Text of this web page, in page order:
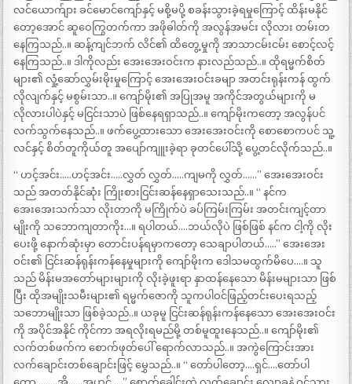
လင်ယောက်ျား ခင်မောင်ကျော်နှင့် မစို့မပို့ စခန်းသွားခဲ့ရမှုကြောင့် ထိန်းမနိုင်
တော့အောင် ဆူဝေကြွတက်ကာ အဖိုဓါတ်ကို အလွန်အမင်း လိုလား တမ်းတ
နေကြသည်..။ ဆန့်ကျင်ဘက် လိင်၏ ထိတွေ့မှုကို အာသာငမ်းငမ်း စောင့်လင့်
နေကြသည်..။ ဒါကိုလည်း အေးအေးဝင်းက နားလည်သည်..။ ထိုရမ္မက်စိတ်
များ၏ လှုံ့ဆော်လွှမ်းမိုးမှုကြောင့် အေးအေးဝင်းခမျာ အတင်းရုန်းကန် ထွက်
လိုလျက်နှင့် မစွမ်းသာ..။ ကျော်မိုး၏ အပြုအမူ အကိုင်အတွယ်များကို မ
လိုလားပါပဲနှင့် မငြင်းသာပဲ ဖြစ်နေရရှာသည်..။ ကျော်မိုးကတော့ အလွန်ပင်
လက်သွက်နေသည်..။ ဖက်ပွေ့ထားသော အေးအေးဝင်းကို စောစောကပင် သူ့
လင်နှင့် စိတ်တူကိုယ်တူ အပျော်ကျူးခဲ့ရာ ခုတင်ပေါ်သို့ ပွေ့တင်လိုက်သည်..။
“ ဟင့်အင်း…..ဟင့်အင်း…..လွှတ် လွှတ်…..ကျမကို လွှတ်……” အေးအေးဝင်း
သည် အတတ်နိုင်ဆုံး ကြိုးစားငြင်းဆန်နေရှာသေးသည်..။ “ နင်က
အေးအေးသက်သာ လိုးတာကို မကြိုက်ပဲ ခပ်ကြမ်းကြမ်း အတင်းကျင့်တာ
မျိုးကို သဘောကျတာကိုး…။ ရပါတယ်….ဘယ်လိုပဲ ဖြစ်ဖြစ် နင်က ငါ့ကို လိုး
ပေးဖို့ နောက်ဆုံးမှာ တောင်းပန်ရမှာကတော့ သေချာပါတယ်…..” အေးအေး
ဝင်း၏ ငြင်းဆန်ရုန်းကန်နေမှုများကို ကျော်မိုးက ဒေါသမထွက်မိပေ….။ သူ
သည် မိန်းမအတော်များများကို လိုးခဲ့ဖူးရာ နှာထန်နေသော မိန်းမများသာ ဖြစ်
ပြီး ထိုအမျိုးသမီးများ၏ ရမ္မက်ဇောကို သူကပါဝင်ဖြည့်တင်းပေးရသည့်
သဘောမျိုးသာ ဖြစ်ခဲ့သည်..။ ယခုမူ ငြင်းဆန်ရုန်းကန်နေသော အေးအေးဝင်း
ကို အပိုင်အနိုင် ကိုင်ကာ အရလိုးရမည်မို့ တစ်မူထူးနေသည်..။ ကျော်မိုး၏
လက်တစ်ဖက်က စောက်ဖုတ်ပေါ် ရောက်လာသည်..။ အကွဲကြောင်းအား
လက်ချောင်းတစ်ချောင်းဖြင့် မွှေသည်..။ “ တော်ပါတော့….ရှင်….တော်ပါ